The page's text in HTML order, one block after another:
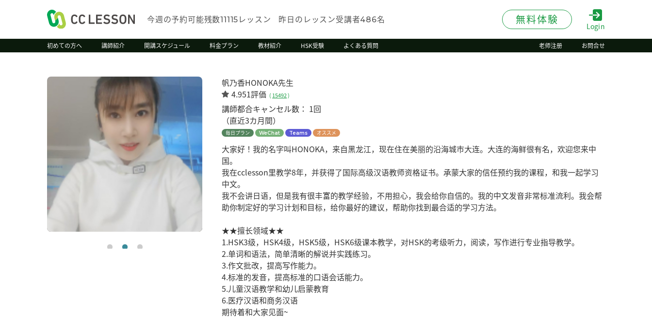
今週の予約可能残数11115 レッスン 昨日のレッスン受講者486名 無料体験
Login
初めての方へ 講師紹介 開講スケジュール 料金プラン 教材紹介 HSK受験 よくある質問 老师注册 お問合せ
帆乃香HONOKA先生
4.951評価 ( 15492)
講師都合キャンセル数： 1回
（直近3カ月間）
毎日プラン WeChat Teams オススメ
大家好！我的名字叫HONOKA，来自黑龙江，现在住在美丽的沿海城市大连。大连的海鲜很有名，欢迎您来中
国。
我在cclesson里教学8年，并获得了国际高级汉语教师资格证书。承蒙大家的信任预约我的课程，和我一起学习
中文。
我不会讲日语，但是我有很丰富的教学经验，不用担心，我会给你自信的。我的中文发音非常标准流利。我会帮
助你制定好的学习计划和目标，给你最好的建议，帮助你找到最合适的学习方法。
★★擅长领域★★
1.HSK3级，HSK4级，HSK5级，HSK6级课本教学，对HSK的考级听力，阅读，写作进行专业指导教学。
2.单词和语法，简单清晰的解说并实践练习。
3.作文批改，提高写作能力。
4.标准的发音，提高标准的口语会话能力。
5.儿童汉语教学和幼儿启蒙教育
6.医疗汉语和商务汉语
期待着和大家见面~